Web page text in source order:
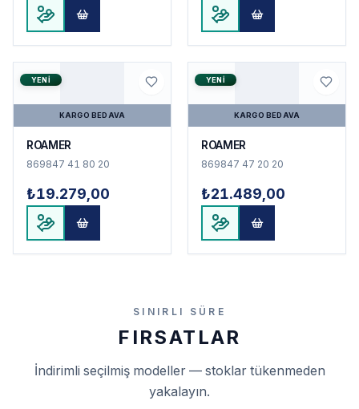
YENI
KARGO BEDAVA
ROAMER
869847 41 80 20
₺19.279,00
YENI
KARGO BEDAVA
ROAMER
869847 47 20 20
₺21.489,00
SINIRLI SÜRE
FIRSATLAR
İndirimli seçilmiş modeller — stoklar tükenmeden
yakalayın.